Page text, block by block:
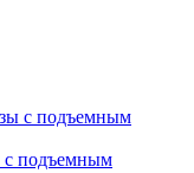
с подъемным